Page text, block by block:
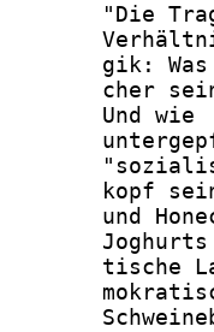
"Die
gik:
cher
Und wie
kopf
und
tische